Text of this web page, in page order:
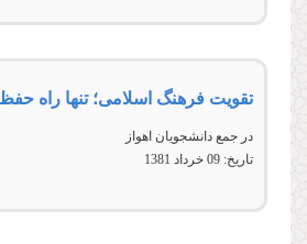
تقویت فرهنگ اسلامی؛ تنها راه
در جمع دانشجویان اهواز
تاریخ: 09 خرداد 1381